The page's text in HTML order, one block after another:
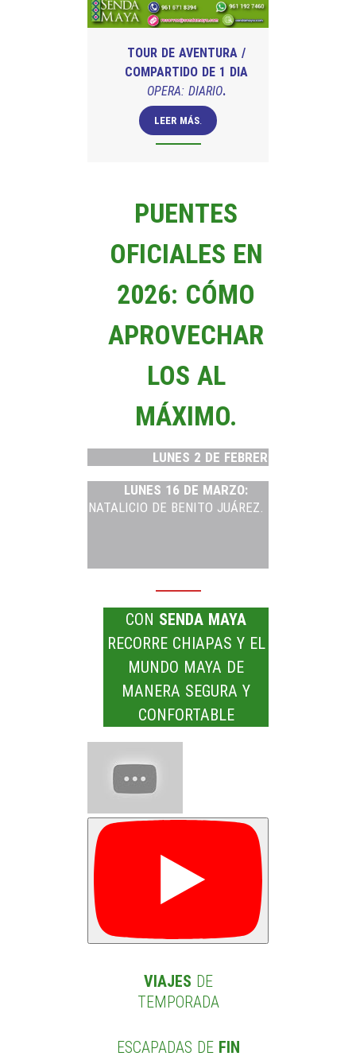
TOUR DE AVENTURA /
COMPARTIDO DE 1 DIA
OPERA: DIARIO.
LEER MÁS
PUENTES
OFICIALES EN
2026: CÓMO
APROVECHAR
LOS AL
MÁXIMO.
LUNES 2 DE FEBRERO:
LUNES 16 DE MARZO:
NATALICIO DE BENITO JUÁREZ.
CON SENDA MAYA
RECORRE CHIAPAS Y EL
MUNDO MAYA DE
MANERA SEGURA Y
CONFORTABLE
VIAJES DE
TEMPORADA
ESCAPADAS DE FIN